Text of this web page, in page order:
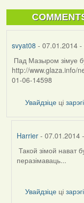
svyat08 - 07.01.2014 -
Пад Мазыром зімуе
http://www.glaza.info/
01-06-14598
Увайдзіце ці
Harrier - 07.01.2014
In
reply
svyat08
Такой зімой нават
перазімаваць...
Увайдзіце ці